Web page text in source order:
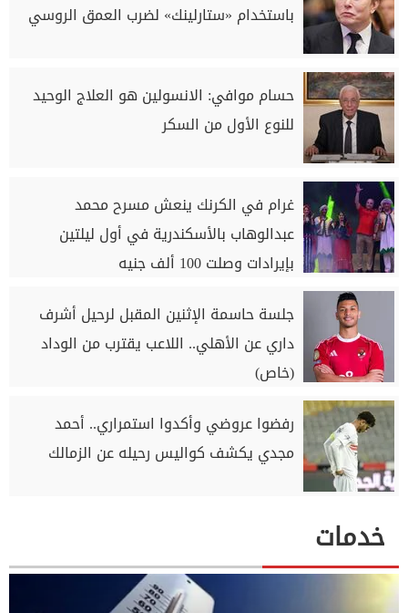
باستخدام «ستارلينك» لضرب العمق الروسي
حسام موافي: الانسولين هو العلاج الوحيد
للنوع الأول من السكر
غرام في الكرنك ينعش مسرح محمد
عبدالوهاب بالأسكندرية في أول ليلتين
بإيرادات وصلت 100 ألف جنيه
جلسة حاسمة الإثنين المقبل لرحيل أشرف
داري عن الأهلي.. اللاعب يقترب من الوداد
(خاص)
رفضوا عروضي وأكدوا استمراري.. أحمد
مجدي يكشف كواليس رحيله عن الزمالك
خدمات